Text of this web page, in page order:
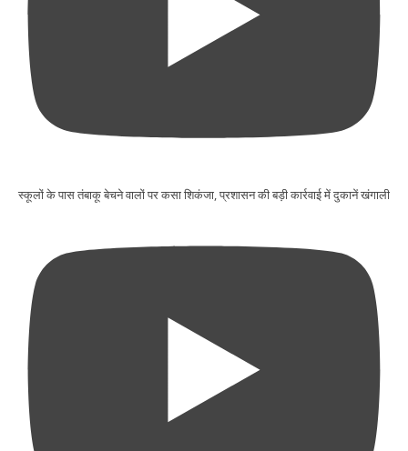
स्कूलों के पास तंबाकू बेचने वालों पर कसा शिकंजा, प्रशासन की बड़ी कार्रवाई में दुकानें खंगाली